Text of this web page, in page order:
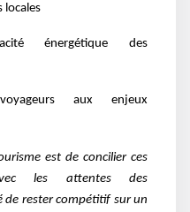
locales
énergétique des
aux enjeux
est de concilier ces
les attentes des
de rester compétitif sur un